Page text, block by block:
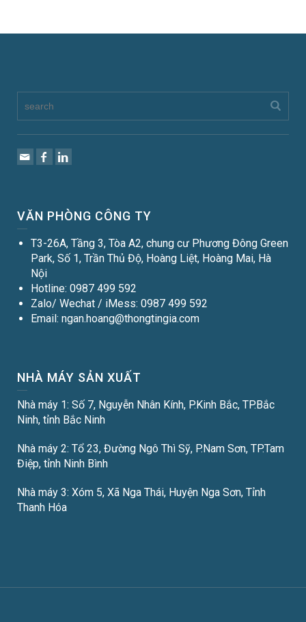
VĂN PHÒNG CÔNG TY
T3-26A, Tầng 3, Tòa A2, chung cư Phương Đông Green
Park, Số 1, Trần Thủ Độ, Hoàng Liệt, Hoàng Mai, Hà
Nội
Hotline: 0987 499 592
Zalo/ Wechat / iMess: 0987 499 592
Email: ngan.hoang@thongtingia.com
NHÀ MÁY SẢN XUẤT
Nhà máy 1: Số 7, Nguyễn Nhân Kính, P.Kinh Bắc, TP.Bắc
Ninh, tỉnh Bắc Ninh
Nhà máy 2: Tổ 23, Đường Ngô Thì Sỹ, P.Nam Sơn, TP.Tam
Điệp, tỉnh Ninh Bình
Nhà máy 3: Xóm 5, Xã Nga Thái, Huyện Nga Sơn, Tỉnh
Thanh Hóa